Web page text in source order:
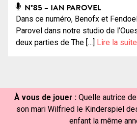
N°85 – IAN PAROVEL
Dans ce numéro, Benofx et
Parovel dans notre studio de
deux parties de The […] Lire la suite
À vous de jouer : Quelle autrice
son mari Wilfried le Kinderspiel
enfant la même